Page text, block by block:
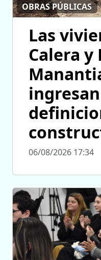
OBRAS PÚBLICAS
Las
Calera y
06/08/2026 17:34